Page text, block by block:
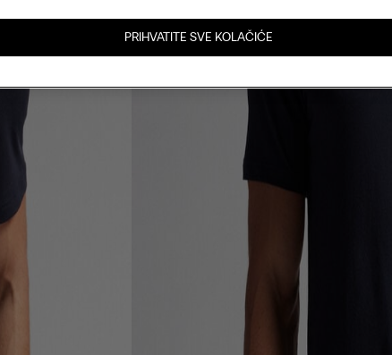
PRIHVATITE SVE KOLAČIĆE